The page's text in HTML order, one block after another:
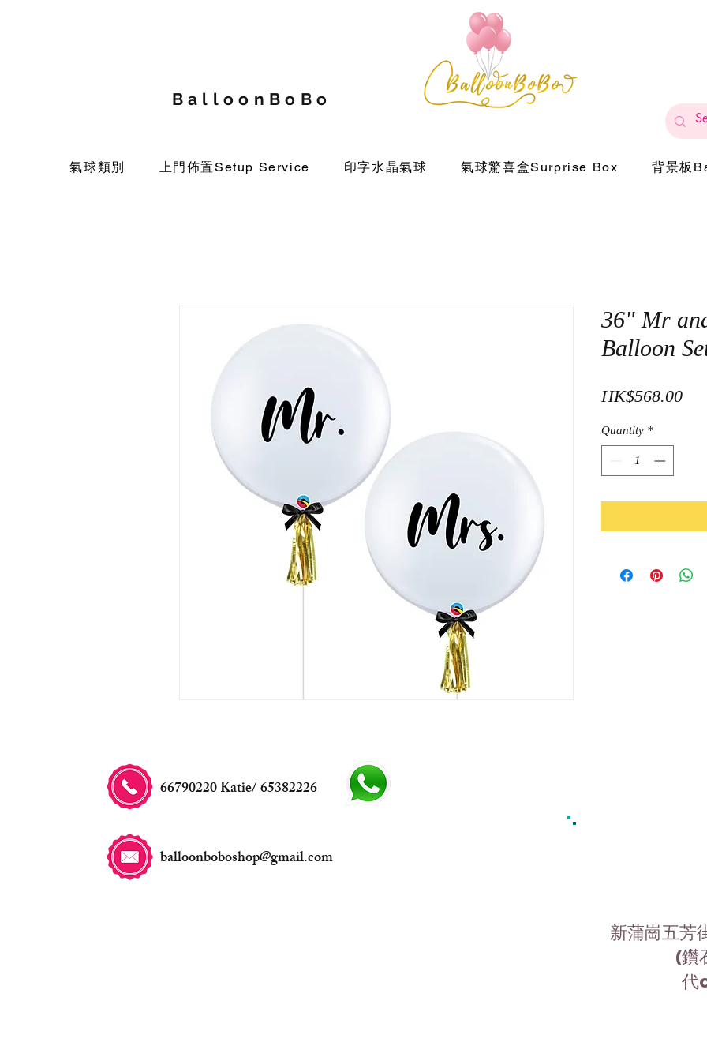
BalloonBoBo
氣球類別 上門佈置Setup Service 印字水晶氣球 氣球驚喜盒Surprise Box 背景板
36" Mr
Balloon
HK$568.00
Quantity *
66790220 Katie/ 65382226
balloonboboshop@gmail.com
新蒲崗五芳
(鑽
代